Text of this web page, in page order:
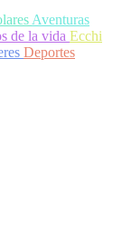
Aventuras
de la vida Ecchi
Deportes